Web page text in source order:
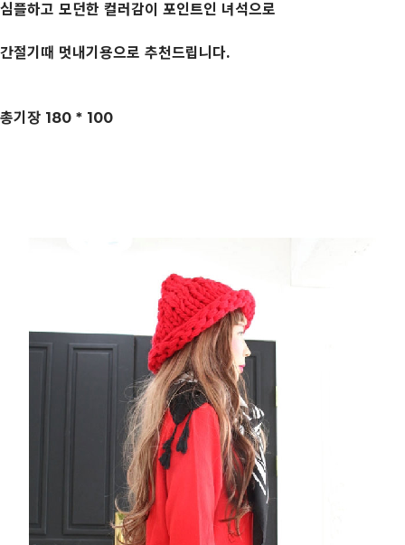
심플하고 모던한 컬러감이 포인트인 녀석으로
간절기때 멋내기용으로 추천드립니다.
총기장 180 * 100